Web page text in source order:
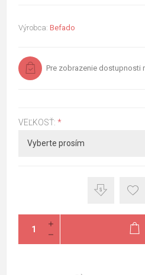
Výrobca: Befado
Pre zobrazenie dostupnosti
VEĽKOSŤ: *